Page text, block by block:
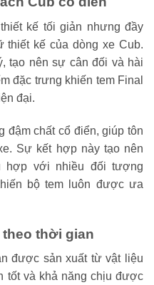
kế tối giản nhưng đầy
kế của dòng xe Cub.
tạo nên sự cân đối và hài
đặc trưng khiến tem Final
đại.
đậm chất cổ điển, giúp tôn
Sự kết hợp này tạo nên
hợp với nhiều đối tượng
bộ tem luôn được ưa
theo thời gian
được sản xuất từ vật liệu
tốt và khả năng chịu được